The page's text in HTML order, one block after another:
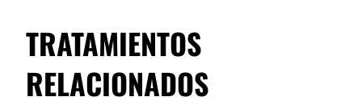
TRATAMIENTOS
RELACIONADOS